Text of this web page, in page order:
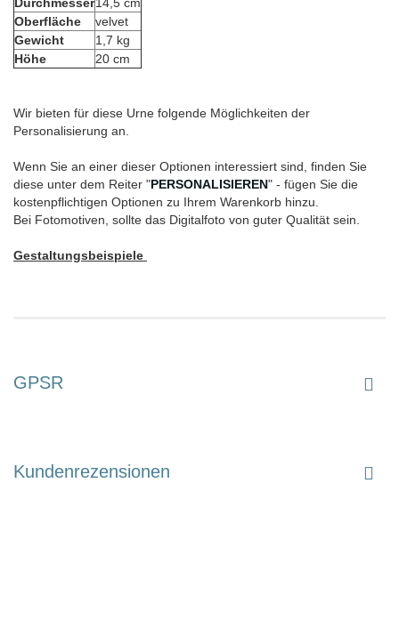
Durchmesser14,5 cm
Oberfläche
velvet
Gewicht
1,7 kg
Höhe
20 cm
Wir bieten für diese Urne folgende Möglichkeiten der
Personalisierung an.
Wenn Sie an einer dieser Optionen interessiert sind, finden Sie
diese unter dem Reiter "PERSONALISIEREN" - fügen Sie die
kostenpflichtigen Optionen zu Ihrem Warenkorb hinzu.
Bei Fotomotiven, sollte das Digitalfoto von guter Qualität sein.
Gestaltungsbeispiele
GPSR
Kundenrezensionen